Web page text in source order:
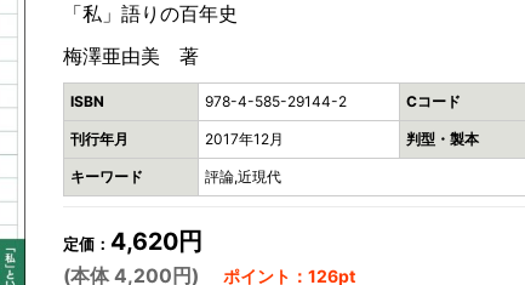
「私」語りの百年史
梅澤亜由美 著
ISBN 978-4-585-29144-2 Cコード
刊行年月 2017年12月 判型・製本
キーワード 評論,近現代
定価： 4,620円
(本体 4,200円) ポイント：126pt